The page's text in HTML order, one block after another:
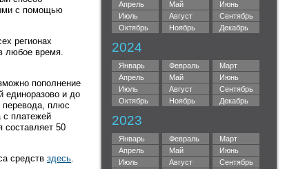
Апрель
Май
Июнь
Июль
Август
Сентябрь
Октябрь
Ноябрь Декабрь
2024
Январь Февраль
Март
Апрель
Май
Июнь
Июль
Август
Сентябрь
Октябрь
Ноябрь Декабрь
2023
Январь Февраль
Март
Апрель
Май
Июнь
Июль
Август
Сентябрь
с помощью
регионах
любое время.
пополнение
единоразово и до
перевода, плюс
с платежей
50
средств здесь